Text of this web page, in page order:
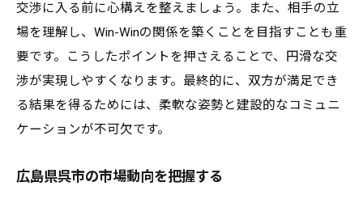
交渉に入る前に心構えを整えましょう。また、相手の立
場を理解し、Win-Winの関係を築くことを目指すことも重
要です。こうしたポイントを押さえることで、円滑な交
渉が実現しやすくなります。最終的に、双方が満足でき
る結果を得るためには、柔軟な姿勢と建設的なコミュニ
ケーションが不可欠です。
広島県呉市の市場動向を把握する